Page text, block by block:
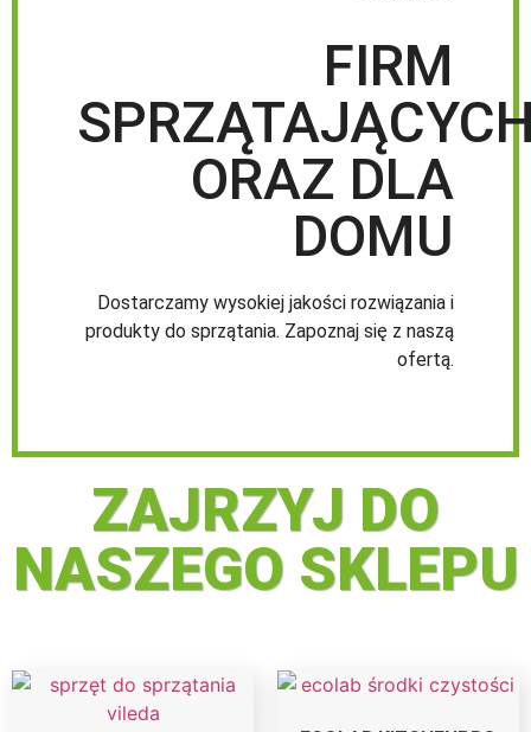
FIRM
ORAZ DLA
DOMU
Dostarczamy wysokiej jakości rozwiązania i
produkty do sprzątania. Zapoznaj się z naszą
ofertą.
ZAJRZYJ DO
NASZEGO SKLEPU